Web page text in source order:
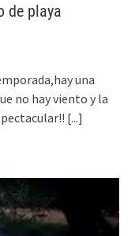
de playa
una
no hay viento y la
[...]